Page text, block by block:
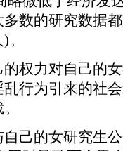
数的研究数据
权力对自己的
行为引来的社
己的女研究生